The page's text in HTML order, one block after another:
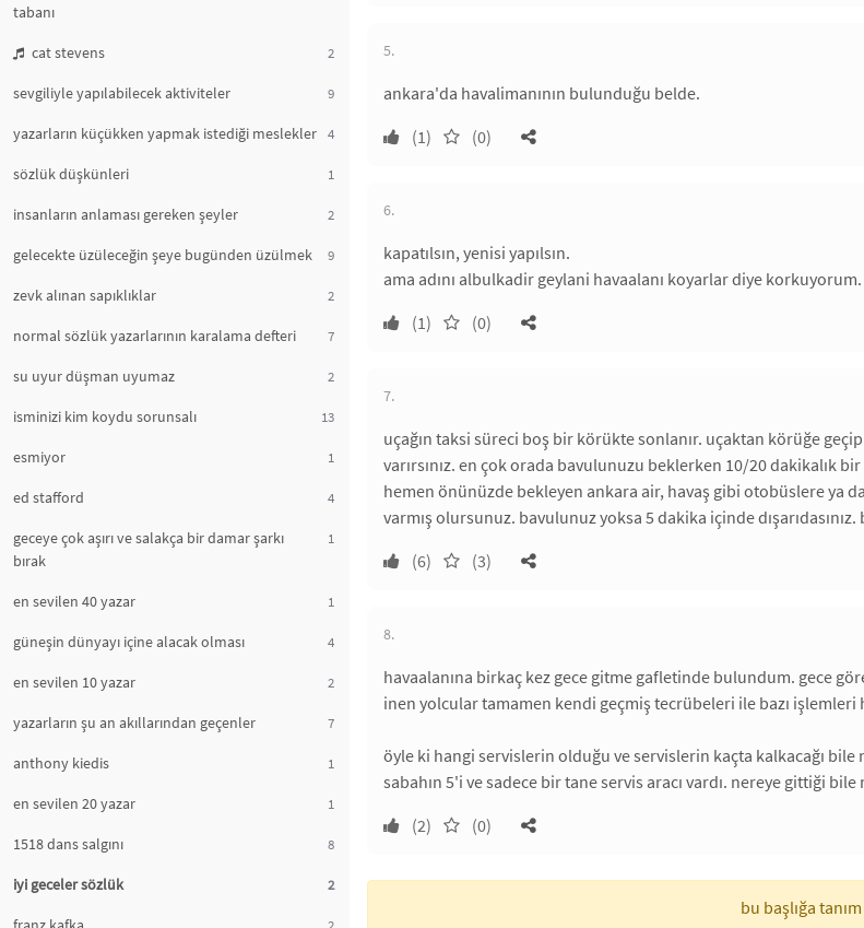
tabanı
cat stevens 2
sevgiliyle yapılabilecek aktiviteler 9
yazarların küçükken yapmak istediği meslekler 4
sözlük düşkünleri 1
insanların anlaması gereken şeyler 2
gelecekte üzüleceğin şeye bugünden üzülmek 9
zevk alınan sapıklıklar 2
normal sözlük yazarlarının karalama defteri 7
su uyur düşman uyumaz 2
isminizi kim koydu sorunsalı 13
esmiyor 1
ed stafford 4
geceye çok aşırı ve salakça bir damar şarkı
bırak
1
en sevilen 40 yazar 1
güneşin dünyayı içine alacak olması 4
en sevilen 10 yazar 2
yazarların şu an akıllarından geçenler 7
anthony kiedis 1
en sevilen 20 yazar 1
1518 dans salgını 8
iyi geceler sözlük 2
2
5.
ankara'da havalimanının bulunduğu belde.
(1)
(0)
6.
kapatılsın, yenisi yapılsın.
ama adını albulkadir geylani havaalanı koyarlar diye korkuyorum.
(1)
(0)
7.
uçağın taksi süreci boş bir körükte sonlanır. uçaktan körüğe
varırsınız. en çok orada bavulunuzu beklerken 10/20 dakikalık
hemen önünüzde bekleyen ankara air, havaş gibi otobüslere ya
varmış olursunuz. bavulunuz yoksa 5 dakika içinde
(6)
(3)
8.
havaalanına birkaç kez gece gitme gafletinde bulundum. gece
inen yolcular tamamen kendi geçmiş tecrübeleri ile bazı işlemleri
öyle ki hangi servislerin olduğu ve servislerin kaçta kalkacağı
sabahın 5'i ve sadece bir tane servis aracı vardı. nereye gittiği
(2)
(0)
bu başlığa